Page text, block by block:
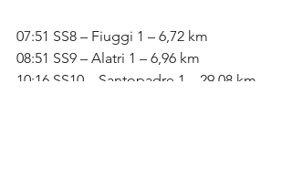
07:51 SS8 – Fiuggi 1 – 6,72 km
08:51 SS9 – Alatri 1 – 6,96 km
10:16 SS10 – Santopadre 1 – 29,08 km